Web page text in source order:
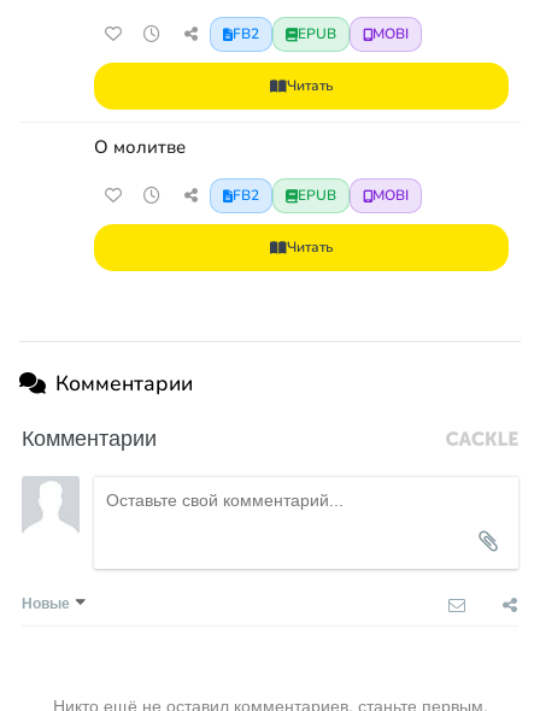
FB2 EPUB MOBI
Читать
О молитве
FB2 EPUB MOBI
Читать
Комментарии
Комментарии
Новые
Никто ещё не оставил комментариев, станьте первым.